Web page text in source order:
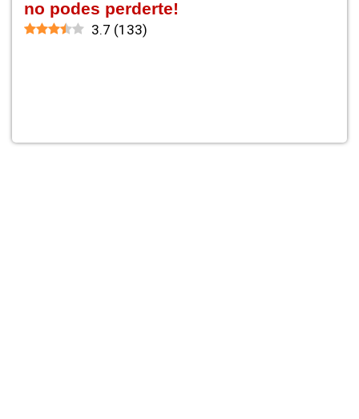
no podes perderte!
3.7 (133)